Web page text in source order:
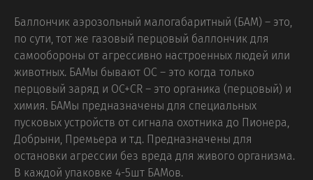
Баллончик аэрозольный малогабаритный (БАМ) – это,
по сути, тот же газовый перцовый баллончик для
самообороны от агрессивно настроенных людей или
животных. БАМы бывают ОC – это когда только
перцовый заряд и ОС+CR – это органика (перцовый) и
химия. БАМы предназначены для специальных
пусковых устройств от сигнала охотника до Пионера,
Добрыни, Премьера и т.д. Предназначены для
остановки агрессии без вреда для живого организма.
В каждой упаковке 4-5шт БАМов.